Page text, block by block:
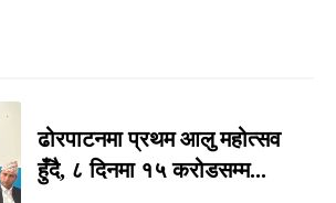
ढोरपाटनमा प्रथम आलु महोत्सव
हुँदै, ८ दिनमा १५ करोडसम्म...